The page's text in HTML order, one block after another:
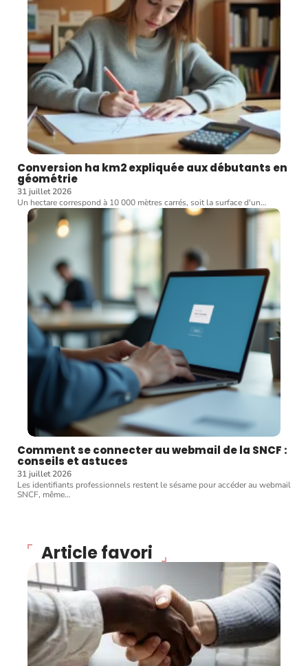
Conversion ha km2 expliquée aux débutants en
géométrie
31 juillet 2026
Un hectare correspond à 10 000 mètres carrés, soit la surface d'un…
Comment se connecter au webmail de la SNCF :
conseils et astuces
31 juillet 2026
Les identifiants professionnels restent le sésame pour accéder au webmail
SNCF, même…
Article favori